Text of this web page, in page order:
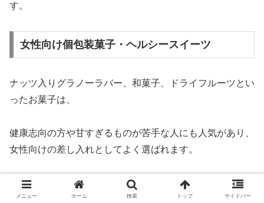
す。
女性向け個包装菓子・ヘルシースイーツ
ナッツ入りグラノーラバー、和菓子、ドライフルーツとい
ったお菓子は、
健康志向の方や甘すぎるものが苦手な人にも人気があり、
女性向けの差し入れとしてよく選ばれます。
グラノーラバーは栄養バランスが良く、小腹が空いたとき
に手軽につまめるので、忙しい合間のリフレッシュにもぴ
メニュー ホーム 検索 トップ サイドバー